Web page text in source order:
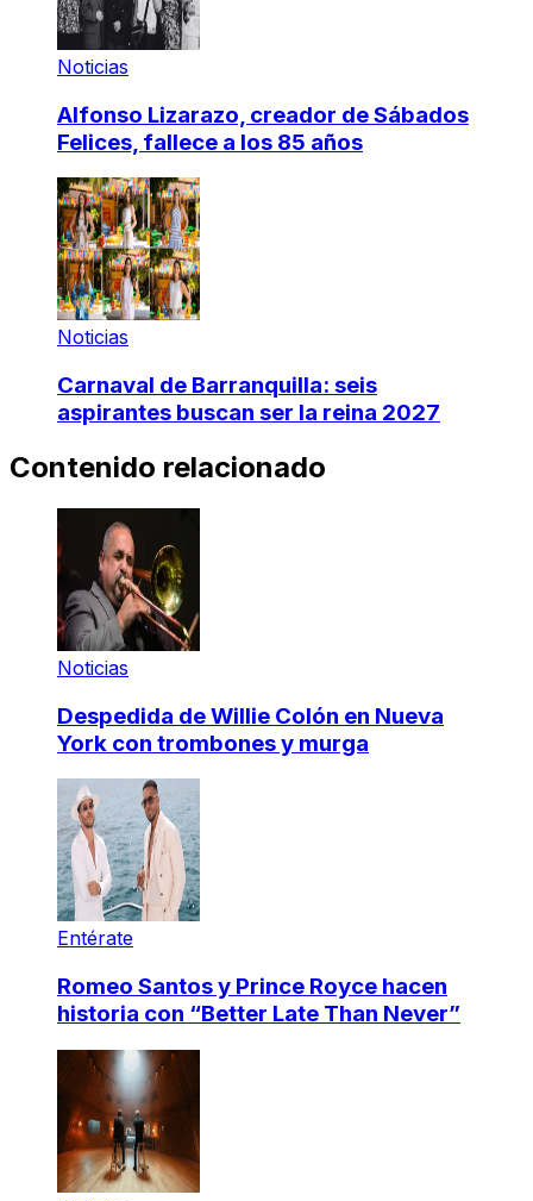
Noticias
Alfonso Lizarazo, creador de Sábados
Felices, fallece a los 85 años
Noticias
Carnaval de Barranquilla: seis
aspirantes buscan ser la reina 2027
Contenido relacionado
Noticias
Despedida de Willie Colón en Nueva
York con trombones y murga
Entérate
Romeo Santos y Prince Royce hacen
historia con “Better Late Than Never”